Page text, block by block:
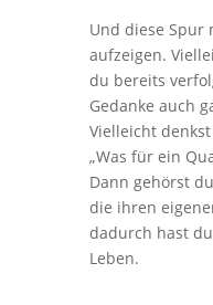
Und diese Spur
aufzeigen.
du bereits
Gedanke auch
Vielleicht
„Was für ein
Dann gehörst
die ihren
dadurch hast
Leben.